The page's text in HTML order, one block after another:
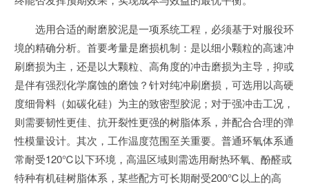
选用合适的耐磨胶泥是一项系统工程，必须基于对服役环
境的精确分析。首要考量是磨损机制：是以细小颗粒的高速冲
刷磨损为主，还是以大颗粒、高角度的冲击磨损为主导，抑或
是伴有强烈化学腐蚀的磨蚀？针对纯冲刷磨损，可选用以高硬
度细骨料（如碳化硅）为主的致密型胶泥；对于强冲击工况，
则需要韧性更佳、抗开裂性更强的树脂体系，并配合合理的弹
性模量设计。其次，工作温度范围至关重要。普通环氧体系通
常耐受120℃以下环境，高温区域则需选用耐热环氧、酚醛或
特种有机硅树脂体系，某些配方可长期耐受200℃以上的高